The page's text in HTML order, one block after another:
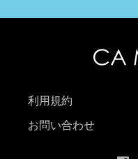
利用規約
お問い合わせ